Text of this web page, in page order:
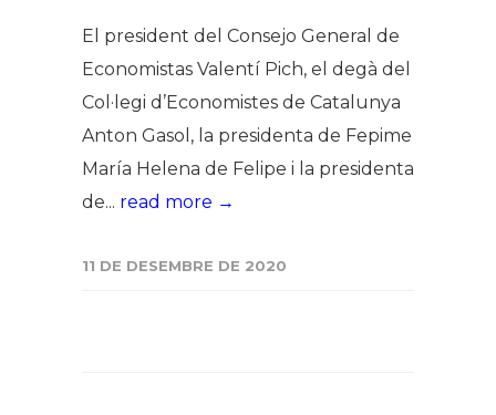
El president del Consejo General de
Economistas Valentí Pich, el degà del
Col·legi d’Economistes de Catalunya
Anton Gasol, la presidenta de Fepime
María Helena de Felipe i la presidenta
de... read more →
11 DE DESEMBRE DE 2020